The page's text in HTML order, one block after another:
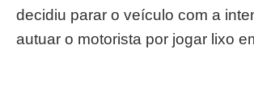
decidiu parar o veículo com a
autuar o motorista por jogar lixo